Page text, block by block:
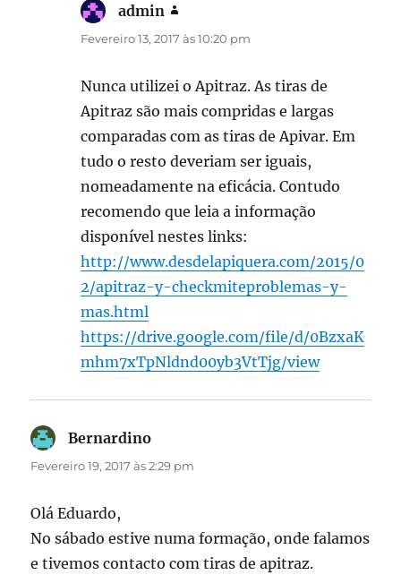
admin
Fevereiro 13, 2017 às 10:20 pm
Nunca utilizei o Apitraz. As tiras de
Apitraz são mais compridas e largas
comparadas com as tiras de Apivar. Em
tudo o resto deveriam ser iguais,
nomeadamente na eficácia. Contudo
recomendo que leia a informação
disponível nestes links:
http://www.desdelapiquera.com/2015/0
2/apitraz-y-checkmiteproblemas-y-
mas.html
https://drive.google.com/file/d/0BzxaK
mhm7xTpNldnd00yb3VtTjg/view
Bernardino
Fevereiro 19, 2017 às 2:29 pm
Olá Eduardo,
No sábado estive numa formação, onde falamos
e tivemos contacto com tiras de apitraz.